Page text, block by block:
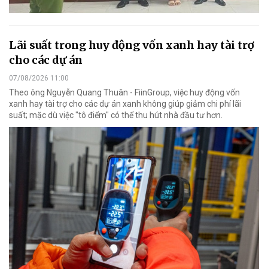
Lãi suất trong huy động vốn xanh hay tài trợ
cho các dự án
07/08/2026 11:00
Theo ông Nguyễn Quang Thuân - FiinGroup, việc huy động vốn
xanh hay tài trợ cho các dự án xanh không giúp giảm chi phí lãi
suất; mặc dù việc "tô điểm" có thể thu hút nhà đầu tư hơn.